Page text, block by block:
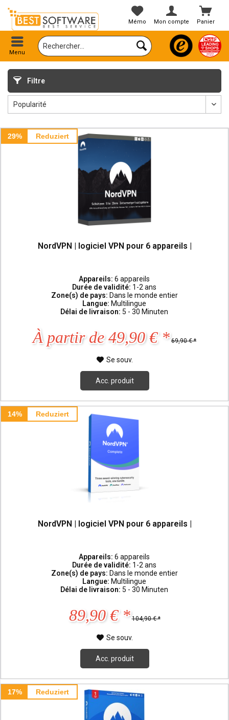
Panier
Mémo Mon compte
Menu
Filtre
29% Reduziert
NordVPN | logiciel VPN pour 6 appareils |
Appareils:6 appareils
Durée de validité: 1-2 ans
Zone(s) de pays: Dans le monde entier
Langue: Multilingue
Délai de livraison: 5 - 30 Minuten
À partir de 49,90 € * 69,90 € *
Se souv.
Acc. produit
14% Reduziert
NordVPN | logiciel VPN pour 6 appareils |
Appareils:6 appareils
Durée de validité: 1-2 ans
Zone(s) de pays: Dans le monde entier
Langue: Multilingue
Délai de livraison: 5 - 30 Minuten
89,90 € * 104,90 € *
Se souv.
Acc. produit
17% Reduziert